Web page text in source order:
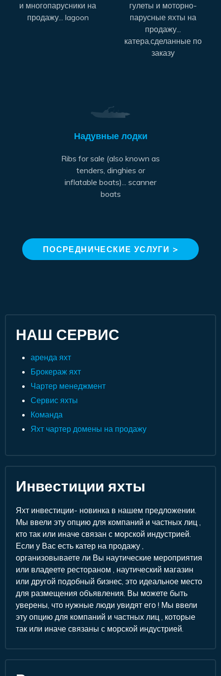
и многопарусники на
продажу... lagoon
гулеты и моторно-
парусные яхты на
продажу...
катера,сделанные по
заказу
Надувные лодки
Ribs for sale (also known as
tenders, dinghies or
inflatable boats)... scanner
boats
ПОСРЕДНИЧЕСКИЕ УСЛУГИ >
НАШ СЕРВИС
аренда яхт
Брокераж яхт
Чартер менеджмент
Сервис яхты
Команда
Яхт чартер домены на продажу
Инвестиции яхты
Яхт инвестиции- новинка в нашем предложении.
Мы ввели эту опцию для компаний и частных лиц ,
кто так или иначе связан с морской индустрией.
Если у Вас есть катер на продажу ,
организовываете ли Вы наутические мероприятия
или владеете рестораном , наутический магазин
или другой подобный бизнес, это идеальное место
для размещения объявления. Вы можете быть
уверены, что нужные люди увидят его ! Мы ввели
эту опцию для компаний и частных лиц , которые
так или иначе связаны с морской индустрией.